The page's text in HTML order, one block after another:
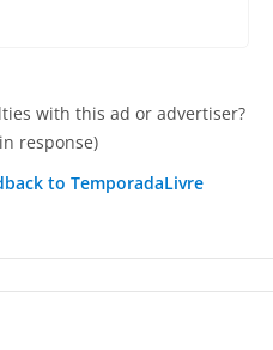
with this ad or advertiser?
response)
to TemporadaLivre